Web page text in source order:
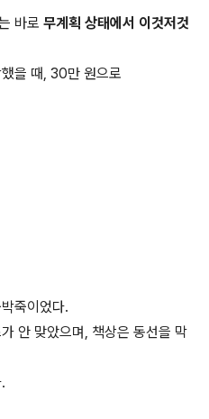
바로 무계획 상태에서 이것저것
을 때, 30만 원으로
죽이었다.
안 맞았으며, 책상은 동선을 막